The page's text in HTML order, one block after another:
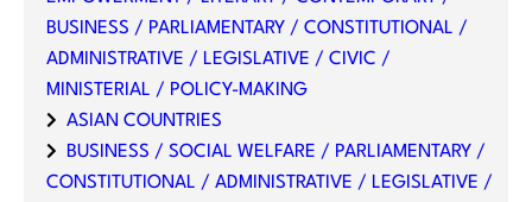
BUSINESS / PARLIAMENTARY / CONSTITUTIONAL /
ADMINISTRATIVE / LEGISLATIVE / CIVIC /
MINISTERIAL / POLICY-MAKING
ASIAN COUNTRIES
BUSINESS / SOCIAL WELFARE / PARLIAMENTARY /
CONSTITUTIONAL / ADMINISTRATIVE / LEGISLATIVE /